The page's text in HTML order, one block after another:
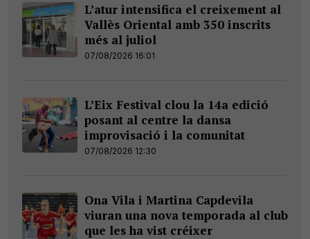
L’atur intensifica el creixement al
Vallès Oriental amb 350 inscrits
més al juliol
07/08/2026 16:01
L’Eix Festival clou la 14a edició
posant al centre la dansa
improvisació i la comunitat
07/08/2026 12:30
Ona Vila i Martina Capdevila
viuran una nova temporada al club
que les ha vist créixer